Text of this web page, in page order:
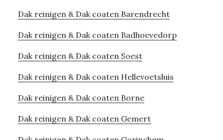
Dak reinigen & Dak coaten Barendrecht
Dak reinigen & Dak coaten Badhoevedorp
Dak reinigen & Dak coaten Soest
Dak reinigen & Dak coaten Hellevoetsluis
Dak reinigen & Dak coaten Borne
Dak reinigen & Dak coaten Gemert